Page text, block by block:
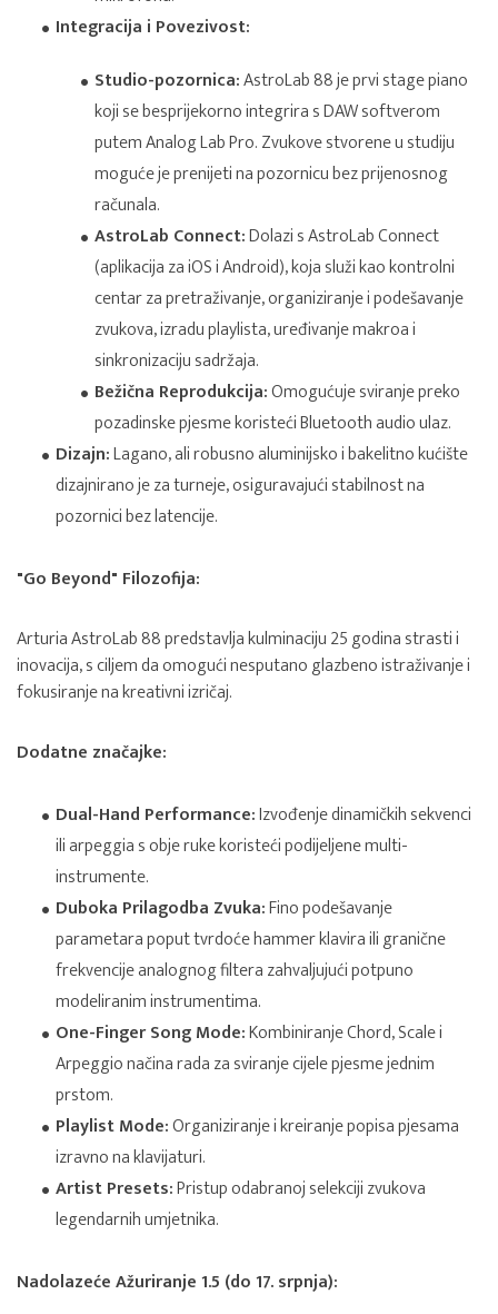
Integracija i Povezivost:
Studio-pozornica:AstroLab 88 je prvi stage piano
koji se besprijekorno integrira s DAW softverom
putem Analog Lab Pro. Zvukove stvorene u studiju
moguće je prenijeti na pozornicu bez prijenosnog
računala.
AstroLab Connect:Dolazi s AstroLab Connect
(aplikacija za iOS i Android), koja služi kao kontrolni
centar za pretraživanje, organiziranje i podešavanje
zvukova, izradu playlista, uređivanje makroa i
sinkronizaciju sadržaja.
Bežična Reprodukcija:Omogućuje sviranje preko
pozadinske pjesme koristeći Bluetooth audio ulaz.
Dizajn:Lagano, ali robusno aluminijsko i bakelitno kućište
dizajnirano je za turneje, osiguravajući stabilnost na
pozornici bez latencije.
"Go Beyond" Filozofija:
Arturia AstroLab 88 predstavlja kulminaciju 25 godina strasti i
inovacija, s ciljem da omogući nesputano glazbeno istraživanje i
fokusiranje na kreativni izričaj.
Dodatne značajke:
Dual-Hand Performance:Izvođenje dinamičkih sekvenci
ili arpeggia s obje ruke koristeći podijeljene multi-
instrumente.
Duboka Prilagodba Zvuka:Fino podešavanje
parametara poput tvrdoće hammer klavira ili granične
frekvencije analognog filtera zahvaljujući potpuno
modeliranim instrumentima.
One-Finger Song Mode:Kombiniranje Chord, Scale i
Arpeggio načina rada za sviranje cijele pjesme jednim
prstom.
Playlist Mode:Organiziranje i kreiranje popisa pjesama
izravno na klavijaturi.
Artist Presets:Pristup odabranoj selekciji zvukova
legendarnih umjetnika.
Nadolazeće Ažuriranje 1.5 (do 17. srpnja):